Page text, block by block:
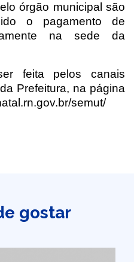
órgão municipal são
o pagamento de
na sede da
feita pelos canais
Prefeitura, na página
semut/
gostar